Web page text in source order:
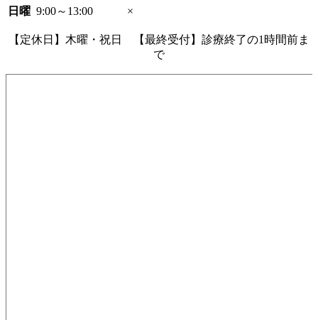
日曜 9:00～13:00 ×
【定休日】木曜・祝日 【最終受付】診療終了の1時間前ま
で